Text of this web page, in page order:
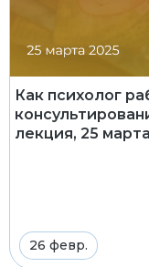
Как психолог
лекция, 25 марта
26 февр.